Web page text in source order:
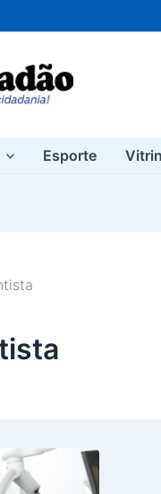
Esporte